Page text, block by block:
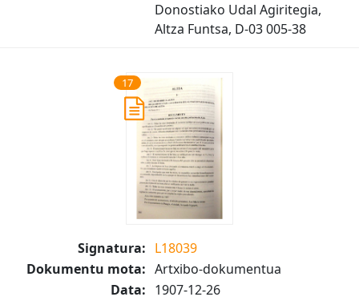
Donostiako Udal Agiritegia,
Altza Funtsa, D-03 005-38
17
Signatura: L18039
Dokumentu mota: Artxibo-dokumentua
Data: 1907-12-26